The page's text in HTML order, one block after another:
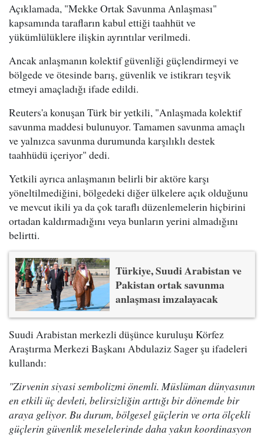
Açıklamada, "Mekke Ortak Savunma Anlaşması"
kapsamında tarafların kabul ettiği taahhüt ve
yükümlülüklere ilişkin ayrıntılar verilmedi.
Ancak anlaşmanın kolektif güvenliği güçlendirmeyi ve
bölgede ve ötesinde barış, güvenlik ve istikrarı teşvik
etmeyi amaçladığı ifade edildi.
Reuters'a konuşan Türk bir yetkili, "Anlaşmada kolektif
savunma maddesi bulunuyor. Tamamen savunma amaçlı
ve yalnızca savunma durumunda karşılıklı destek
taahhüdü içeriyor" dedi.
Yetkili ayrıca anlaşmanın belirli bir aktöre karşı
yöneltilmediğini, bölgedeki diğer ülkelere açık olduğunu
ve mevcut ikili ya da çok taraflı düzenlemelerin hiçbirini
ortadan kaldırmadığını veya bunların yerini almadığını
belirtti.
Türkiye, Suudi Arabistan ve
Pakistan ortak savunma
anlaşması imzalayacak
Suudi Arabistan merkezli düşünce kuruluşu Körfez
Araştırma Merkezi Başkanı Abdulaziz Sager şu ifadeleri
kullandı:
"Zirvenin siyasi sembolizmi önemli. Müslüman dünyasının
en etkili üç devleti, belirsizliğin arttığı bir dönemde bir
araya geliyor. Bu durum, bölgesel güçlerin ve orta ölçekli
güçlerin güvenlik meselelerinde daha yakın koordinasyon